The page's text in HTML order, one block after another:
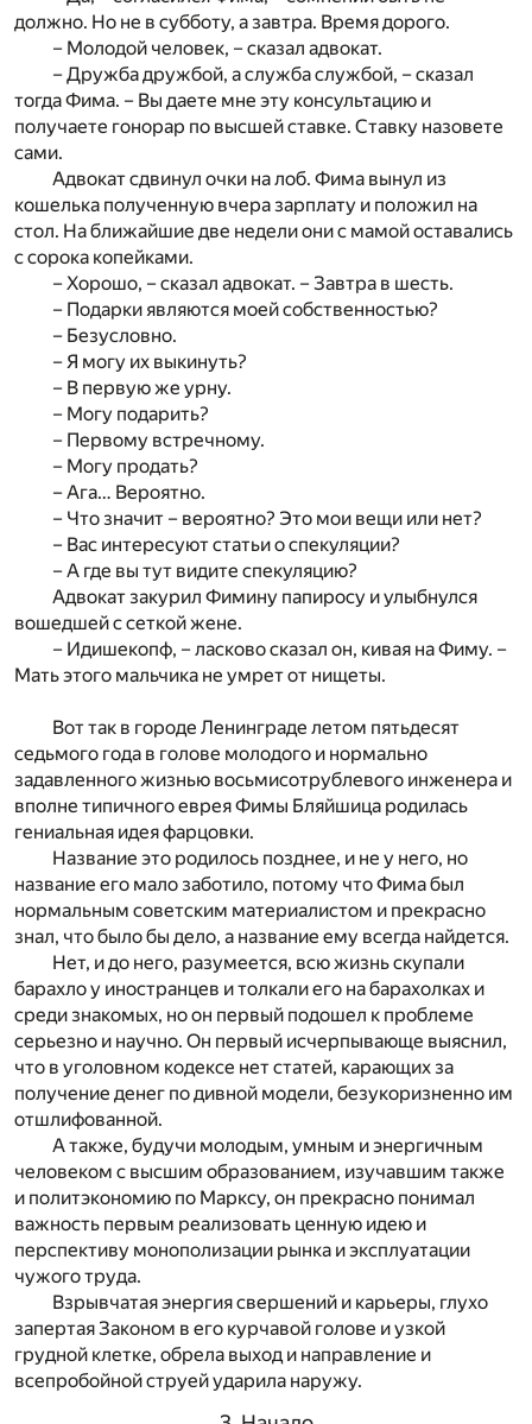
должно. Но не в субботу, а завтра. Время дорого.
– Молодой человек, – сказал адвокат.
– Дружба дружбой, а служба службой, – сказал
тогда Фима. – Вы даете мне эту консультацию и
получаете гонорар по высшей ставке. Ставку назовете
сами.
Адвокат сдвинул очки на лоб. Фима вынул из
кошелька полученную вчера зарплату и положил на
стол. На ближайшие две недели они с мамой оставались
с сорока копейками.
– Хорошо, – сказал адвокат. – Завтра в шесть.
– Подарки являются моей собственностью?
– Безусловно.
– Я могу их выкинуть?
– В первую же урну.
– Могу подарить?
– Первому встречному.
– Могу продать?
– Ага… Вероятно.
– Что значит – вероятно? Это мои вещи или нет?
– Вас интересуют статьи о спекуляции?
– А где вы тут видите спекуляцию?
Адвокат закурил Фимину папиросу и улыбнулся
вошедшей с сеткой жене.
– Идишекопф, – ласково сказал он, кивая на Фиму. –
Мать этого мальчика не умрет от нищеты.
Вот так в городе Ленинграде летом пятьдесят
седьмого года в голове молодого и нормально
задавленного жизнью восьмисотрублевого инженера и
вполне типичного еврея Фимы Бляйшица родилась
гениальная идея фарцовки.
Название это родилось позднее, и не у него, но
название его мало заботило, потому что Фима был
нормальным советским материалистом и прекрасно
знал, что было бы дело, а название ему всегда найдется.
Нет, и до него, разумеется, всю жизнь скупали
барахло у иностранцев и толкали его на барахолках и
среди знакомых, но он первый подошел к проблеме
серьезно и научно. Он первый исчерпывающе выяснил,
что в уголовном кодексе нет статей, карающих за
получение денег по дивной модели, безукоризненно им
отшлифованной.
А также, будучи молодым, умным и энергичным
человеком с высшим образованием, изучавшим также
и политэкономию по Марксу, он прекрасно понимал
важность первым реализовать ценную идею и
перспективу монополизации рынка и эксплуатации
чужого труда.
Взрывчатая энергия свершений и карьеры, глухо
запертая Законом в его курчавой голове и узкой
грудной клетке, обрела выход и направление и
всепробойной струей ударила наружу.